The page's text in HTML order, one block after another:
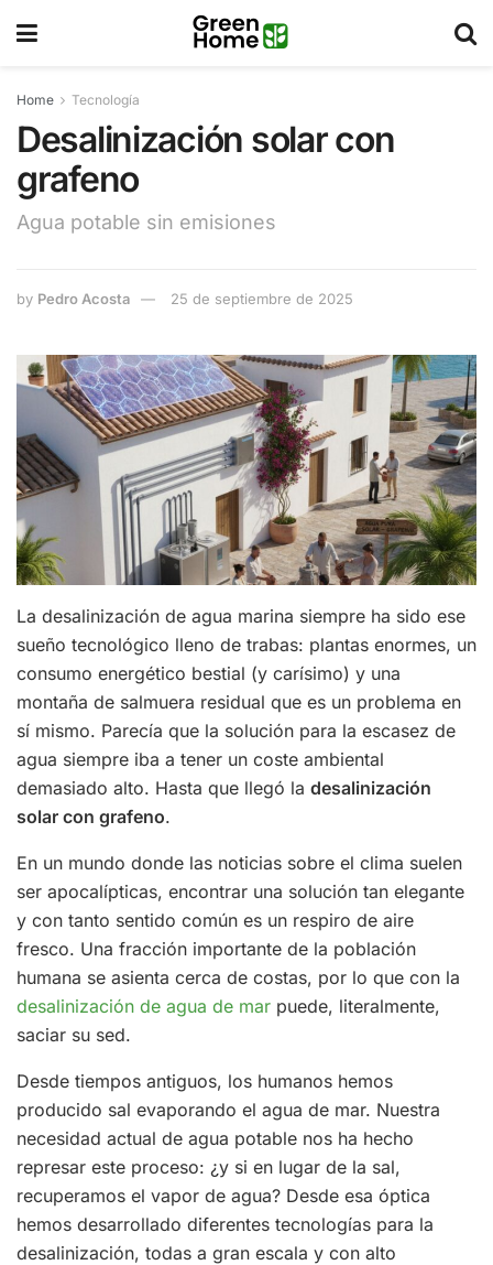
Home Tecnología
Desalinización solar con
grafeno
Agua potable sin emisiones
by Pedro Acosta 25 de septiembre de 2025
La desalinización de agua marina siempre ha sido ese
sueño tecnológico lleno de trabas: plantas enormes, un
consumo energético bestial (y carísimo) y una
montaña de salmuera residual que es un problema en
sí mismo. Parecía que la solución para la escasez de
agua siempre iba a tener un coste ambiental
demasiado alto. Hasta que llegó la desalinización
solar con grafeno.
En un mundo donde las noticias sobre el clima suelen
ser apocalípticas, encontrar una solución tan elegante
y con tanto sentido común es un respiro de aire
fresco. Una fracción importante de la población
humana se asienta cerca de costas, por lo que con la
desalinización de agua de mar puede, literalmente,
saciar su sed.
Desde tiempos antiguos, los humanos hemos
producido sal evaporando el agua de mar. Nuestra
necesidad actual de agua potable nos ha hecho
represar este proceso: ¿y si en lugar de la sal,
recuperamos el vapor de agua? Desde esa óptica
hemos desarrollado diferentes tecnologías para la
desalinización, todas a gran escala y con alto